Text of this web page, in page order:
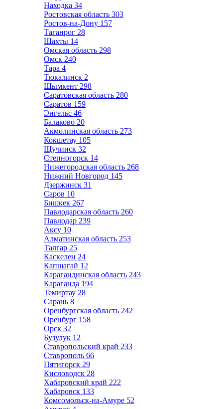
Находка 34
Ростовская область 303
Ростов-на-Дону 157
Таганрог 28
Шахты 14
Омская область 298
Омск 240
Тара 4
Тюкалинск 2
Шымкент 298
Саратовская область 280
Саратов 159
Энгельс 46
Балаково 20
Акмолинская область 273
Кокшетау 105
Щучинск 32
Степногорск 14
Нижегородская область 268
Нижний Новгород 145
Дзержинск 31
Саров 10
Бишкек 267
Павлодарская область 260
Павлодар 239
Аксу 10
Алматинская область 253
Талгар 25
Каскелен 24
Капшагай 12
Карагандинская область 243
Караганда 194
Темиртау 28
Сарань 8
Оренбургская область 242
Оренбург 158
Орск 32
Бузулук 12
Ставропольский край 233
Ставрополь 66
Пятигорск 29
Кисловодск 28
Хабаровский край 222
Хабаровск 133
Комсомольск-на-Амуре 52